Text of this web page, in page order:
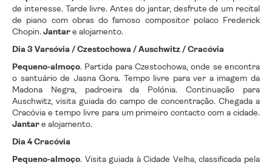
de interesse. Tarde livre. Antes do jantar, desfrute de um recital
de piano com obras do famoso compositor polaco Frederick
Chopin.Jantare alojamento.
Dia 3 Varsóvia / Czestochowa / Auschwitz / Cracóvia
Pequeno-almoço. Partida para Czestochowa, onde se encontra
o santuário de Jasna Gora. Tempo livre para ver a imagem da
Madona Negra, padroeira da Polónia. Continuação para
Auschwitz, visita guiada do campo de concentração. Chegada a
Cracóvia e tempo livre para um primeiro contacto com a cidade.
Jantare alojamento.
Dia 4 Cracóvia
Pequeno-almoço. Visita guiada à Cidade Velha, classificada pela